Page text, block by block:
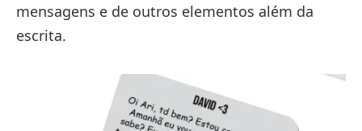
mensagens e de outros elementos além da
escrita.